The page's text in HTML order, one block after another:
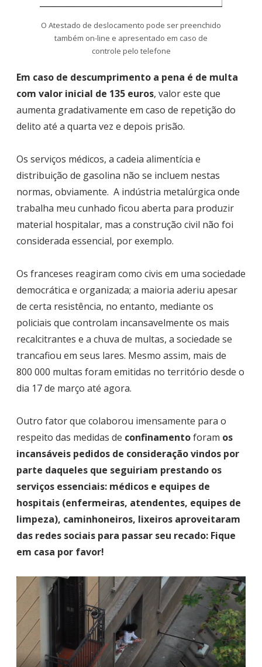
O Atestado de deslocamento pode ser preenchido
também on-line e apresentado em caso de
controle pelo telefone
Em caso de descumprimento a pena é de multa
com valor inicial de 135 euros, valor este que
aumenta gradativamente em caso de repetição do
delito até a quarta vez e depois prisão.
Os serviços médicos, a cadeia alimentícia e
distribuição de gasolina não se incluem nestas
normas, obviamente. A indústria metalúrgica onde
trabalha meu cunhado ficou aberta para produzir
material hospitalar, mas a construção civil não foi
considerada essencial, por exemplo.
Os franceses reagiram como civis em uma sociedade
democrática e organizada; a maioria aderiu apesar
de certa resistência, no entanto, mediante os
policiais que controlam incansavelmente os mais
recalcitrantes e a chuva de multas, a sociedade se
trancafiou em seus lares. Mesmo assim, mais de
800 000 multas foram emitidas no território desde o
dia 17 de março até agora.
Outro fator que colaborou imensamente para o
respeito das medidas de confinamentoforam os
incansáveis pedidos de consideração vindos por
parte daqueles que seguiriam prestando os
serviços essenciais: médicos e equipes de
hospitais (enfermeiras, atendentes, equipes de
limpeza), caminhoneiros, lixeiros aproveitaram
das redes sociais para passar seu recado: Fique
em casa por favor!